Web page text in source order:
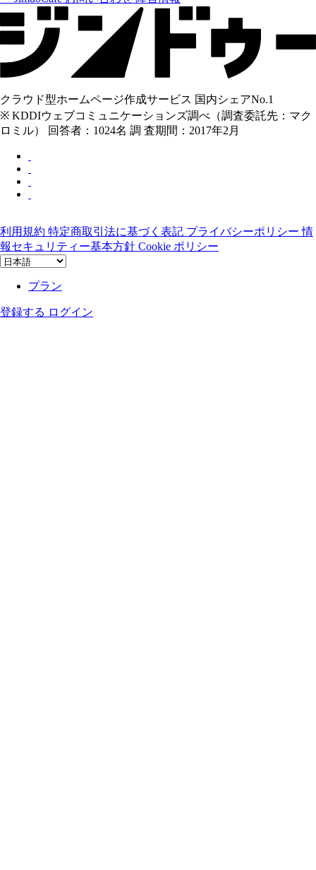
クラウド型ホームページ作成サービス 国内シェアNo.1
※ KDDIウェブコミュニケーションズ調べ（調査委託先：マク
ロミル） 回答者：1024名 調 査期間：2017年2月
利用規約 特定商取引法に基づく表記 プライバシーポリシー情
報セキュリティー基本方針 Cookie ポリシー
プラン
登録する ログイン